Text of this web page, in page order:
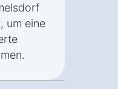
um eine